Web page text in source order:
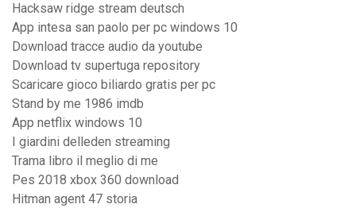
Hacksaw ridge stream deutsch
App intesa san paolo per pc windows 10
Download tracce audio da youtube
Download tv supertuga repository
Scaricare gioco biliardo gratis per pc
Stand by me 1986 imdb
App netflix windows 10
I giardini delleden streaming
Trama libro il meglio di me
Pes 2018 xbox 360 download
Hitman agent 47 storia